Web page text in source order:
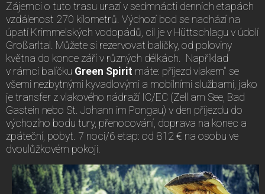
Zájemci o tuto trasu urazí v sedmnácti denních etapách
vzdálenost 270 kilometrů. Výchozí bod se nachází na
úpatí Krimmelských vodopádů, cíl je v Hüttschlagu v údolí
Großarltal. Můžete si rezervovat balíčky, od poloviny
května do konce září v různých délkách. Například
v rámci balíčku Green Spirit máte: příjezd vlakem" se
všemi nezbytnými kyvadlovými a mobilními službami, jako
je transfer z vlakového nádraží IC/EC (Zell am See, Bad
Gastein nebo St. Johann im Pongau) v den příjezdu do
výchozího bodu tury, přenocování, doprava na konec a
zpáteční, pobyt. 7 noci/6 etap: od 812 € na osobu ve
dvoulůžkovém pokoji.